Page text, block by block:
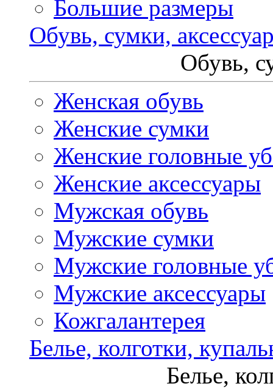
Большие размеры
Обувь, сумки,
Обувь,
Женская обувь
Женские сумки
Женские головные
Женские аксессуары
Мужская обувь
Мужские сумки
Мужские головные
Мужские аксессуары
Кожгалантерея
Белье, колготки,
Белье,